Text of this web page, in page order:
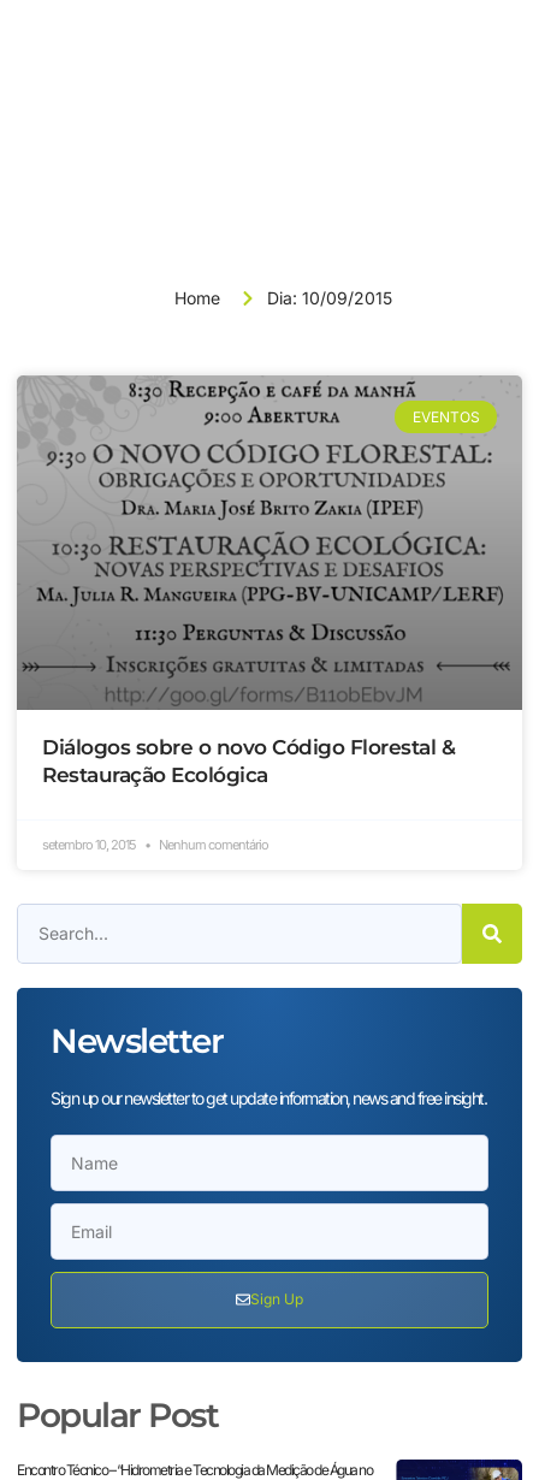
Home Dia: 10/09/2015
EVENTOS
Diálogos sobre o novo Código Florestal &
Restauração Ecológica
setembro 10, 2015 Nenhum comentário
Newsletter
Sign up our newsletter to get update information, news and free insight.
Sign Up
Popular Post
Encontro Técnico – “Hidrometria e Tecnologia da Medição de Água no